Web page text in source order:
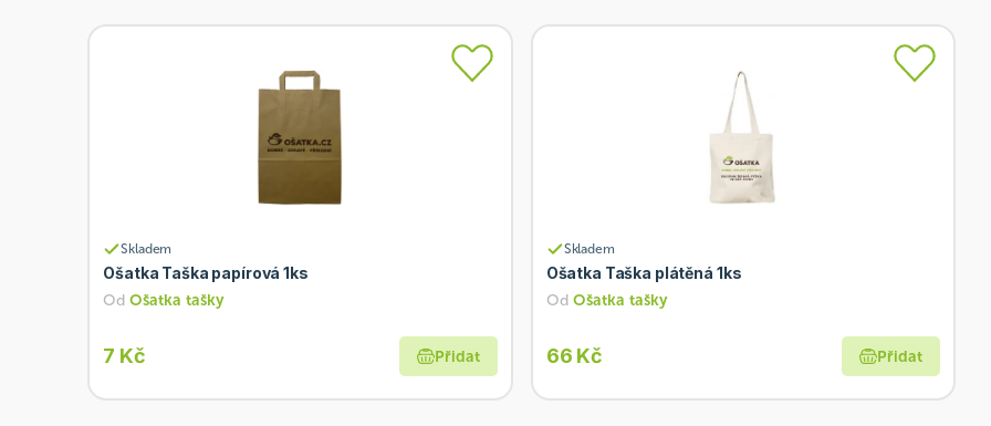
Skladem
Ošatka Taška papírová 1ks
OdOšatka tašky
7 Kč Přidat
Skladem
Ošatka Taška plátěná 1ks
Od Ošatka tašky
66 Kč Přidat